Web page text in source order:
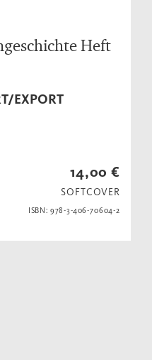
Heft
EXPORT
14,00 €
SOFTCOVER
ISBN: 978-3-406-70604-2